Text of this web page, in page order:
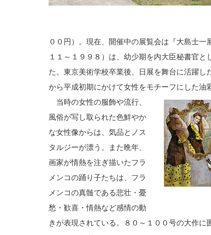
００円）。現在、開催中の展覧会は『大島士
１１～１９９８）は、幼少期を内大臣秘書官
た。東京美術学校卒業後、日展を舞台に活躍
から平成初期にかけて女性をモチーフにした油
当時の女性の服飾や流行、
風俗が写し取られた色鮮やか
な女性像からは、気品とノス
タルジーが漂う。また晩年、
画家が情熱を注ぎ描いたフラ
メンコの踊り子たちは、フラ
メンコの真髄である悲壮・憂
愁・歓喜・情熱など感情の動
きが表現されている。８０～１００号の大作